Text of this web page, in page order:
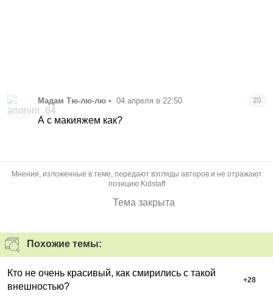
Мадам Тю-лю-лю • 04 апреля в 22:50 20
А с макияжем как?
Мнения, изложенные в теме, передают взгляды авторов и не отражают
позицию Kidstaff
Тема закрыта
Похожие темы:
Кто не очень красивый, как смирились с такой
внешностью?
+28